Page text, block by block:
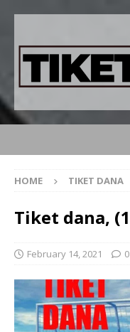
HOME TIKET DANA
Tiket dana,
February 14, 2021 0